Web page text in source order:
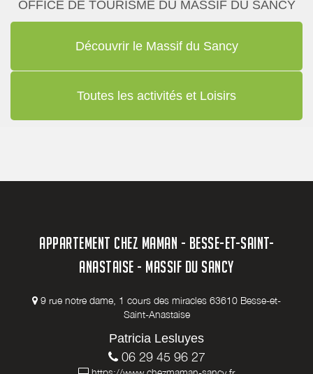
OFFICE DE TOURISME DU MASSIF DU SANCY
Découvrir le Massif du Sancy
Toutes les activités et Loisirs
APPARTEMENT CHEZ MAMAN - BESSE-ET-SAINT-
ANASTAISE - MASSIF DU SANCY
9 rue notre dame, 1 cours des miracles 63610 Besse-et-
Saint-Anastaise
Patricia Lesluyes
06 29 45 96 27